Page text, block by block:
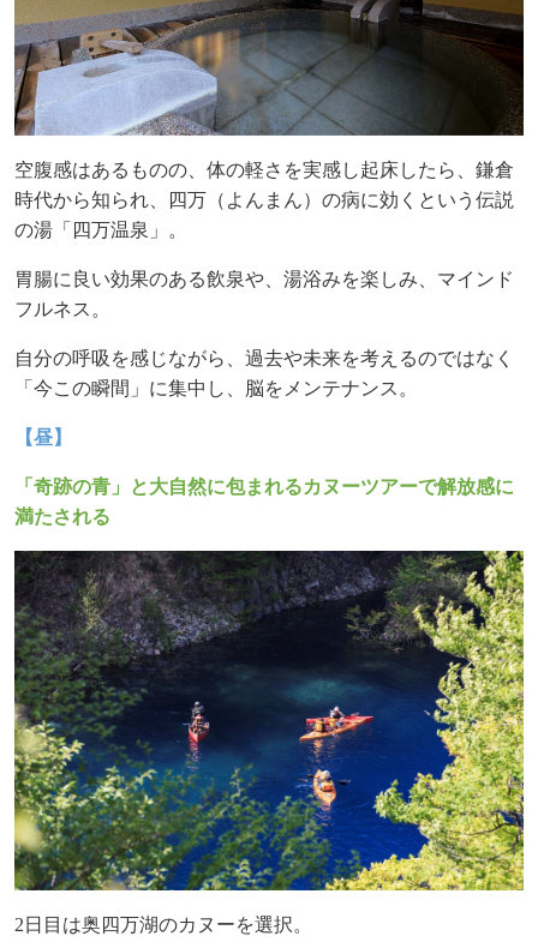
空腹感はあるものの、体の軽さを実感し起床したら、 鎌倉
時代から知られ、四万（よんまん）の病に効くという伝説
の湯「四万温泉」。
胃腸に良い効果のある飲泉や、湯浴みを楽しみ、マインド
フルネス。
自分の呼吸を感じながら、過去や未来を考えるのではなく
「今この瞬間」に集中し、
脳をメンテナンス。
【昼】
「奇跡の青」と大自然に包まれるカヌーツアーで解放感に
満たされる
2 日目は奥四万湖のカヌーを選択。